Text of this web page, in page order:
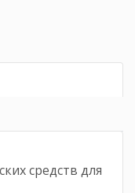
средств для